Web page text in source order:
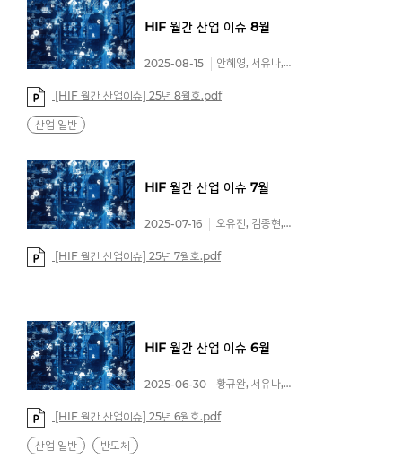
HIF 월간 산업 이슈 8월
[HIF 월간 산업이슈] 25년 8월호.pdf
산업 일반
2025-08-15 안혜영, 서유나, 이예린
HIF 월간 산업 이슈 7월
[HIF 월간 산업이슈] 25년 7월호.pdf
2025-07-16 오유진, 김종현, 서유나
HIF 월간 산업 이슈 6월
[HIF 월간 산업이슈] 25년 6월호.pdf
산업 일반 반도체
2025-06-30 황규완, 서유나, 이예린